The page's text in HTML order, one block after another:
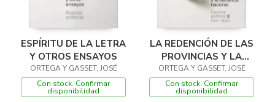
ESPÍRITU DE LA LETRA
Y OTROS ENSAYOS
ORTEGA Y GASSET, JOSÉ
Con stock. Confirmar
disponibilidad
LA REDENCIÓN DE LAS
PROVINCIAS Y LA
DECENCIA NACIONAL.
ESCRITOS POLÍTICOS
III (1
ORTEGA Y GASSET, JOSÉ
Con stock. Confirmar
disponibilidad